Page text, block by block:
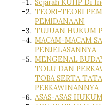
Sejarah KUHP Di
TEORI-TEORI
PEMIDANAAN
TUJUAN HUKUM
MACAM-MACAM
PENJELASANNYA
MENGENAL
TOLU DAN
TOBA SERTA
PERKAWINANNYA
ASAS-ASAS